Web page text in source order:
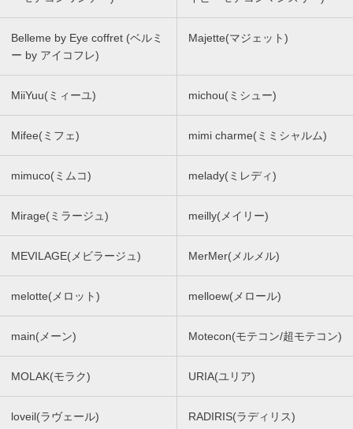
Belleme by Eye coffret (ベルミ
ー by アイコフレ)
Majette(マジェット)
MiiYuu(ミィーユ) michou(ミシュー)
Mifee(ミフェ) mimi charme(ミミシャルム)
mimuco(ミムコ) melady(ミレディ)
Mirage(ミラージュ) meilly(メイリー)
MEVILAGE(メビラージュ) MerMer(メルメル)
melotte(メロット) melloew(メロール)
main(メーン) Motecon(モテコン/超モテコン)
MOLAK(モラク) URIA(ユリア)
loveil(ラヴェール) RADIRIS(ラディリス)